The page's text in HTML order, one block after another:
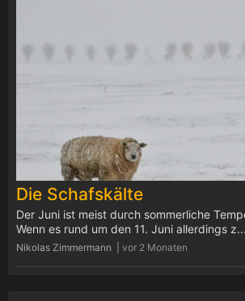
Die Schafskälte
Nikolas Zimmermann | vor 2 Monaten
Der Juni ist meist durch sommerliche
Wenn es rund um den 11. Juni allerdings z...